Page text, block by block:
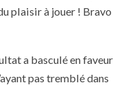
plaisir à jouer ! Bravo
a basculé en faveur
pas tremblé dans